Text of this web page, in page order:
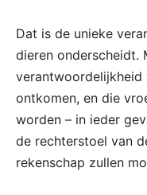
Dat is de unieke
dieren onderscheidt.
verantwoordelijkheid
ontkomen, en die
worden – in ieder
de rechterstoel van
rekenschap zullen